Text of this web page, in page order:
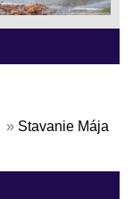
» Stavanie Mája